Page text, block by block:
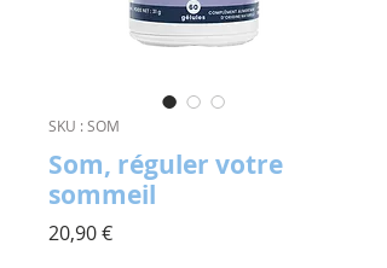
SKU : SOM
Som, réguler votre
sommeil
20,90 €Prix